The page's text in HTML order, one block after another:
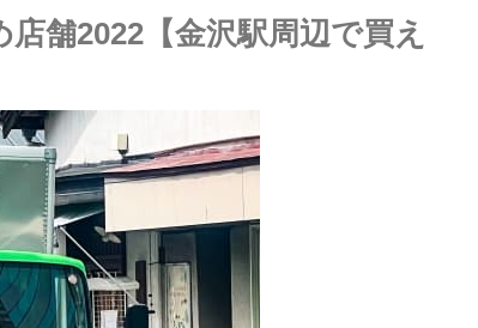
舗2022【金沢駅周辺で買え